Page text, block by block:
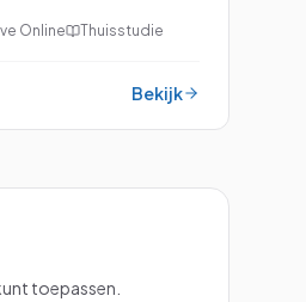
Online Thuisstudie
Bekijk
toepassen.